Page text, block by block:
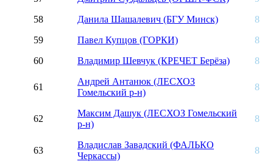
58
Данила Шашалевич (БГУ Минск)
8
59
Павел Купцов (ГОРКИ)
8
60
Владимир Шевчук (КРЕЧЕТ Берёза) 8
61
Андрей Антанюк (ЛЕСХОЗ
Гомельский р-н)
8
62
Максим Дашук (ЛЕСХОЗ Гомельский
р-н)
8
63
Владислав Завадский (ФАЛЬКО
Черкассы)
8